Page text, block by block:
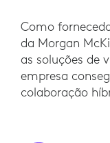
Como
da Morgan
as soluções de
empresa
colaboração